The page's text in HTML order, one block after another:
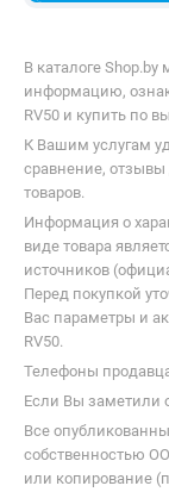
В каталоге
информацию,
RV50 и купить по
К Вашим услугам
сравнение, отзывы
товаров.
Информация о
виде товара
источников
Перед покупкой
Вас параметры и
RV50.
Телефоны
Если Вы заметили
Все
собственностью
или копирование